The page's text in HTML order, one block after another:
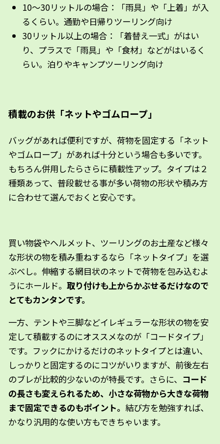
10～30リットルの場合：「雨具」や「上着」が入
るくらい。通勤や日帰りツーリング向け
30リットル以上の場合：「着替え一式」がはい
り、プラスで「雨具」や「食材」などがはいるく
らい。泊りやキャンプツーリング向け
積載のお供「ネットやゴムロープ」
バッグがあれば便利ですが、荷物を固定する「ネット
やゴムロープ」があれば十分という場合も多いです。
もちろん併用したらさらに積載性アップ。タイプは２
種類あって、普段載せる事が多い荷物の形状や積み方
に合わせて選んでおくと安心です。
買い物袋やヘルメット、ツーリングのお土産など様々
な形状の物を積み重ねするなら「ネットタイプ」を選
ぶべし。伸縮する網目状のネットで荷物を包み込むよ
うにホールド。取り付けも上からかぶせるだけなので
とてもカンタンです。
一方、テントや三脚などイレギュラーな形状の物を安
定して積載するのにオススメなのが「コードタイプ」
です。フックにかけるだけのネットタイプとは違い、
しっかりと固定するのにコツがいりますが、前後左右
のブレが比較的少ないのが特長です。さらに、 コード
の長さも変えられるため、小さな荷物から大きな荷物
まで固定できるのもポイント。 結び方を勉強すれば、
かなり汎用的な使い方もできちゃいます。